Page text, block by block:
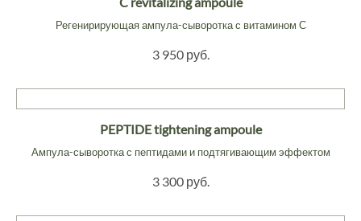
Регенирирующая ампула-сыворотка с витамином С
3 950 руб.
PEPTIDE tightening ampoule
Ампула-сыворотка с пептидами и подтягивающим эффектом
3 300 руб.